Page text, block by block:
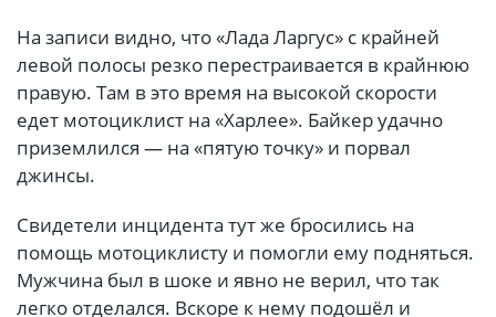
На записи видно, что «Лада Ларгус» с крайней
левой полосы резко перестраивается в крайнюю
правую. Там в это время на высокой скорости
едет мотоциклист на «Харлее». Байкер удачно
приземлился — на «пятую точку» и порвал
джинсы.
Свидетели инцидента тут же бросились на
помощь мотоциклисту и помогли ему подняться.
Мужчина был в шоке и явно не верил, что так
легко отделался. Вскоре к нему подошёл и